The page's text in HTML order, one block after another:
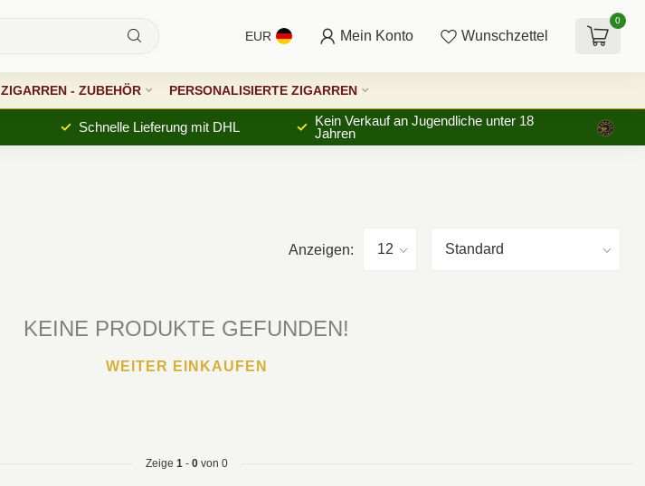
EUR Mein Konto Wunschzettel
0
ZIGARREN - ZUBEHÖR PERSONALISIERTE ZIGARREN
Schnelle Lieferung mit DHL
Kein Verkauf an Jugendliche unter 18
Jahren
Anzeigen:
KEINE PRODUKTE GEFUNDEN!
WEITER EINKAUFEN
Zeige 1- 0von 0